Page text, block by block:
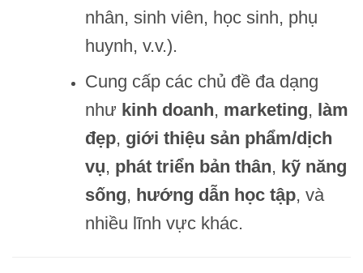
nhân, sinh viên, học sinh, phụ
huynh, v.v.).
Cung cấp các chủ đề đa dạng
như kinh doanh, marketing, làm
đẹp, giới thiệu sản phẩm/dịch
vụ, phát triển bản thân, kỹ năng
sống, hướng dẫn học tập, và
nhiều lĩnh vực khác.